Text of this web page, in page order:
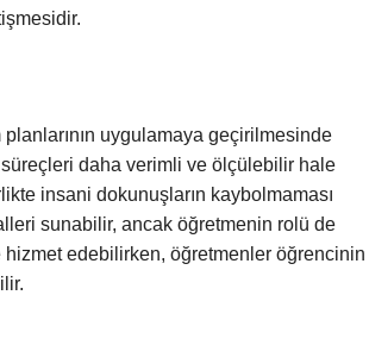
uygulamaya geçirilmesinde
daha verimli ve ölçülebilir hale
insani dokunuşların kaybolmaması
sunabilir, ancak öğretmenin rolü de
edebilirken, öğretmenler öğrencinin